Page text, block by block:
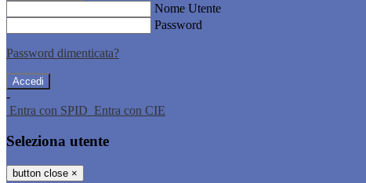
Nome Utente
Password
Password dimenticata?
-
Entra con SPID Entra con CIE
Seleziona utente
button close ×